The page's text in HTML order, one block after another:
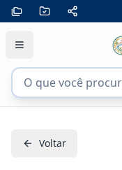
Voltar